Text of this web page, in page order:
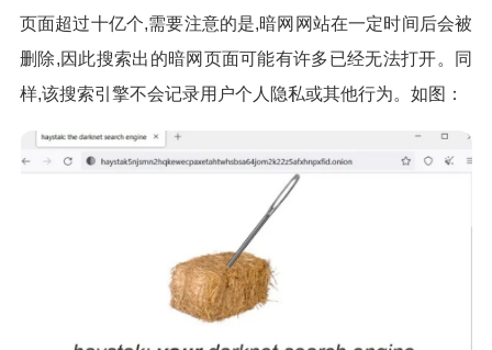
页面超过十亿个,需要注意的是,暗网网站在一定时间后会被
删除,因此搜索出的暗网页面可能有许多已经无法打开。同
样,该搜索引擎不会记录用户个人隐私或其他行为。如图：